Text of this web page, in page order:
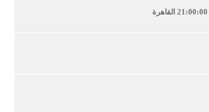
21:00:00 القاهرة